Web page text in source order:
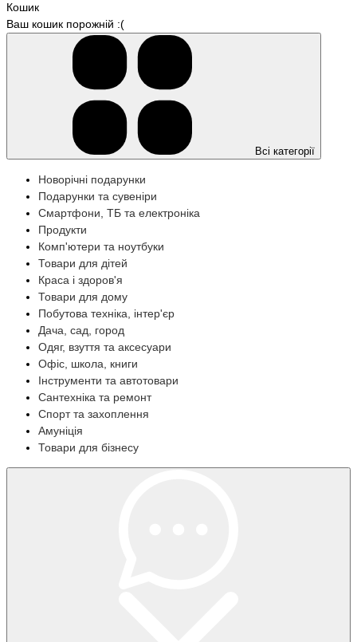
Кошик
Ваш кошик порожній :(
Всі категорії
Новорічні подарунки
Подарунки та сувеніри
Смартфони, ТБ та електроніка
Продукти
Комп'ютери та ноутбуки
Товари для дітей
Краса і здоров'я
Товари для дому
Побутова техніка, інтер'єр
Дача, сад, город
Одяг, взуття та аксесуари
Офіс, школа, книги
Інструменти та автотовари
Сантехніка та ремонт
Спорт та захоплення
Амуніція
Товари для бізнесу